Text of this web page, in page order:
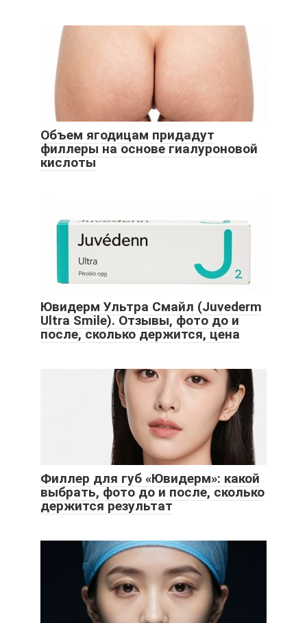
Объем ягодицам придадут
филлеры на основе гиалуроновой
кислоты
Ювидерм Ультра Смайл (Juvederm
Ultra Smile). Отзывы, фото до и
после, сколько держится, цена
Филлер для губ «Ювидерм»: какой
выбрать, фото до и после, сколько
держится результат